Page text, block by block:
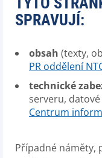
SPRAVUJÍ:
obsah (texty,
PR oddělení
technické
serveru,
Centrum
Případné náměty,